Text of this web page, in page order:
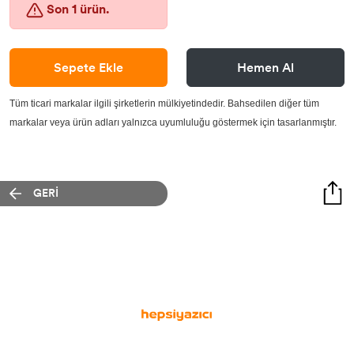
Son 1 ürün.
Sepete Ekle Hemen Al
Tüm ticari markalar ilgili şirketlerin mülkiyetindedir. Bahsedilen diğer tüm
markalar veya ürün adları yalnızca uyumluluğu göstermek için tasarlanmıştır.
GERİ
Lisans Yazılım